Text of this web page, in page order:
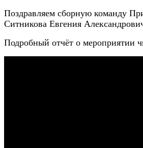
Поздравляем сборную команду
Ситникова Евгения
Подробный отчёт о мероприятии